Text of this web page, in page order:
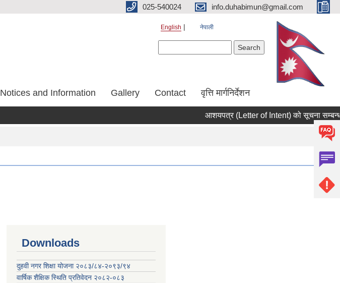
025-540024 info.duhabimun@gmail.com
English नेपाली
Notices and Information Gallery Contact वृत्ति मार्गनिर्देशन
आशयपत्र (Letter of Intent) को सूचना
Downloads
दुहवी नगर शिक्षा योजना २०८३/८४-२०९३/९४
वार्षिक शैक्षिक स्थिति प्रतिवेदन २०८२-०८३